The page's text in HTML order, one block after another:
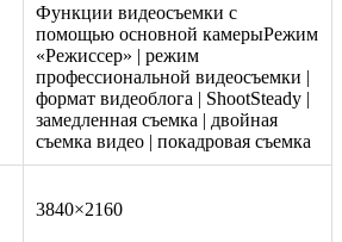
Функции видеосъемки с
помощью основной камерыРежим
«Режиссер» | режим
профессиональной видеосъемки |
формат видеоблога | ShootSteady |
замедленная съемка | двойная
съемка видео | покадровая съемка
3840×2160